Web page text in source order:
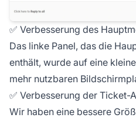
✅ Verbesserung des
Das linke Panel, das die
enthält, wurde auf eine
mehr nutzbaren
✅ Verbesserung der Ticket-
Wir haben eine bessere